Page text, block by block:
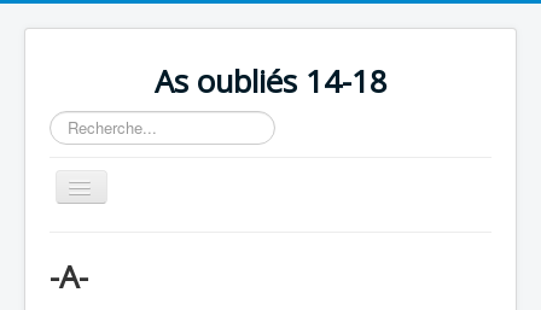
As oubliés 14-18
Rechercher
Basculer
la
Chronologie
-A-